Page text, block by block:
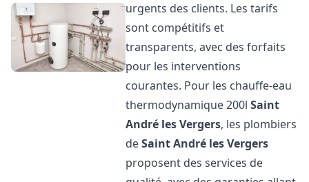
urgents des clients. Les tarifs
sont compétitifs et
transparents, avec des forfaits
pour les interventions
courantes. Pour les chauffe-eau
thermodynamique 200lSaint
André les Vergers, les plombiers
deSaint André les Vergers
proposent des services de